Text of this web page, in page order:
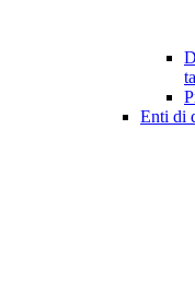
Enti di